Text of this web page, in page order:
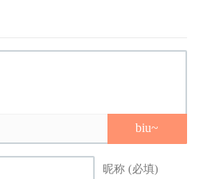
影响进度，反而激励团队的毅
的好剧本与优秀的演员组合，全
，导演简学彬、张孝全、李沐
，导演简学彬感性地说感觉很不
与演员及团队共同创作的热情。
悚，基调沉郁阴冷，历经不同季
biu~
昵称 (必填)